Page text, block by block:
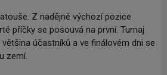
Z nadějné výchozí pozice
příčky se posouvá na první. Turnaj
účastníků a ve finálovém dni se
zemí.